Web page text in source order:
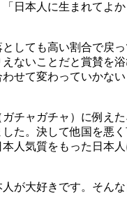
日本人に生まれてよ
しても高い割合で戻
ないことだと賞賛を
せて変わっていかな
チャガチャ）に例え
た。決して他国を悪
人気質をもった日本
が大好きです。そん